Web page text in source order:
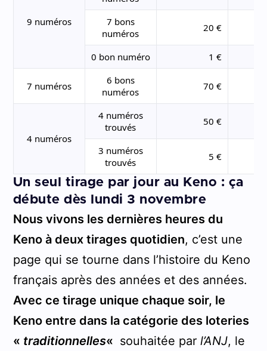
9 numéros
7 bons
numéros
20 €
0 bon numéro 1 €
7 numéros
6 bons
numéros
70 €
4 numéros
4 numéros
trouvés
50 €
3 numéros
trouvés
5 €
Un seul tirage par jour au Keno : ça
débute dès lundi 3 novembre
Nous vivons les dernières heures du
Keno à deux tirages quotidien, c’est une
page qui se tourne dans l’histoire du Keno
français après des années et des années.
Avec ce tirage unique chaque soir, le
Keno entre dans la catégorie des loteries
« traditionnelles« souhaitée par l’ANJ, le